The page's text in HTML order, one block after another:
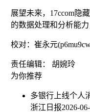
展望未来，17ccom隐
的数据处理和分析能
校对：崔永元
责任编辑： 胡婉玲
为你推荐
多银行上线个人
浙江日报2026-